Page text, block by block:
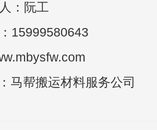
：阮工
15999580643
马帮搬运材料服务公司